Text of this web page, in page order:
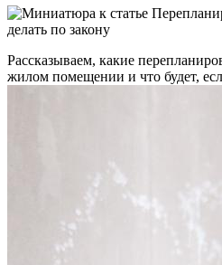
Рассказываем, какие
жилом помещении и что будет,